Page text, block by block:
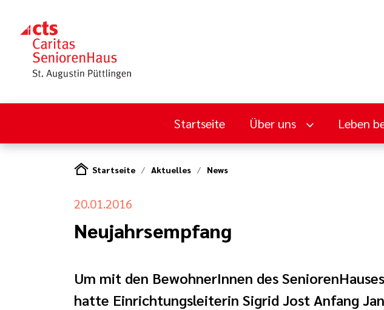
Startseite Über uns Leben
Startseite Aktuelles News
20.01.2016
Neujahrsempfang
Um mit den BewohnerInnen des
hatte Einrichtungsleiterin Sigrid Jost Anfang